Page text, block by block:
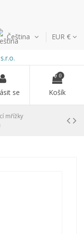
Čeština
EUR €
se
0
Košík
mřížky